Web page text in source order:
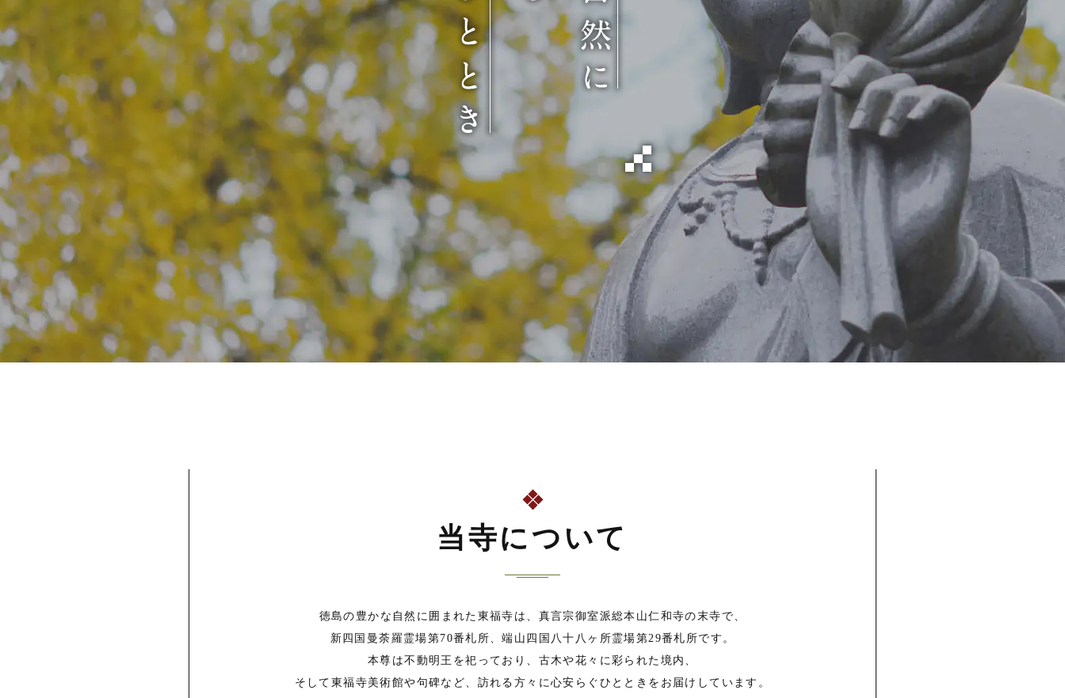
当寺について
徳島の豊かな自然に囲まれた東福寺は、真言宗御室派総本山仁和寺の末寺で、
新四国曼荼羅霊場第70番札所、端山四国八十八ヶ所霊場第29番札所です。
本尊は不動明王を祀っており、古木や花々に彩られた境内、
そして東福寺美術館や句碑など、訪れる方々に心安らぐひとときをお届けしています。